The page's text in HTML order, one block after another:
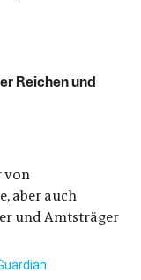
Reichen und
von
aber auch
und Amtsträger